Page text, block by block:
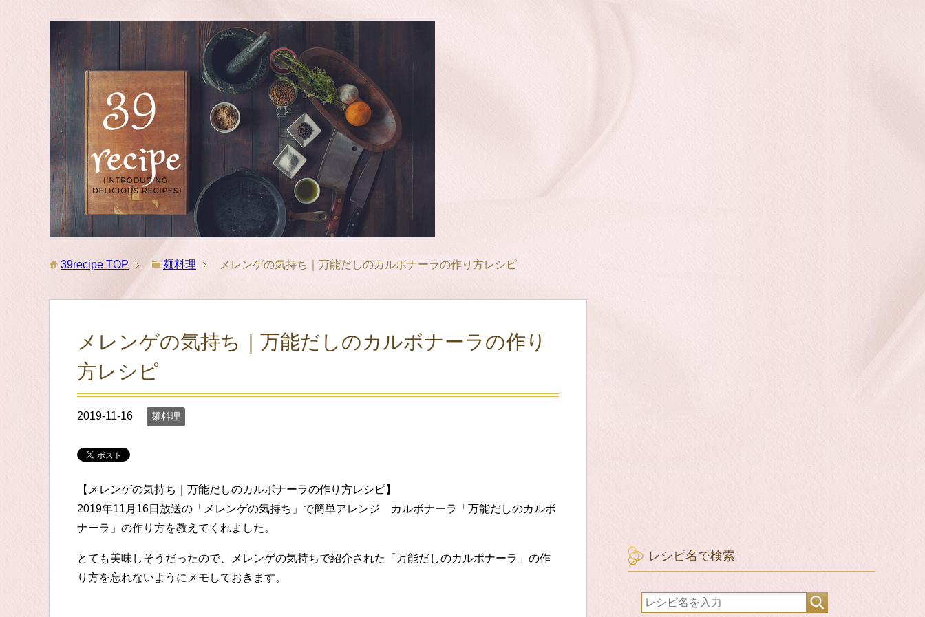
39recipe TOP 麺料理 メレンゲの気持ち｜万能だしのカルボナーラの作り方レシピ
メレンゲの気持ち｜万能だしのカルボナーラの作り
方レシピ
2019-11-16 麺料理
【メレンゲの気持ち｜万能だしのカルボナーラの作り方レシピ】
2019年11月16日放送の「メレンゲの気持ち」で簡単アレンジ カルボナーラ「万能だしのカルボ
ナーラ」の作り方を教えてくれました。
とても美味しそうだったので、メレンゲの気持ちで紹介された「万能だしのカルボナーラ」の作
り方を忘れないようにメモしておきます。
レシピ名で検索